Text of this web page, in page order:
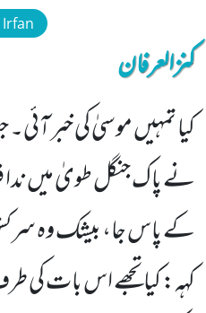
کنزالعرفان
کیا تمہیں موسیٰ کی
نے پاک جنگل طویٰ میں ندا
کے پاس جا، بیشک وہ
کہہ: کیا تجھے اس بات کی